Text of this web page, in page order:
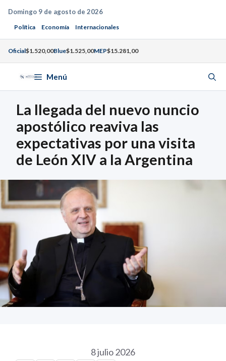
Saltar
contenido
Domingo 9 de agosto de 2026
Política Economía Internacionales
Oficial$1.520,00Blue$1.525,00MEP$15.281,00
Menú
La llegada del nuevo nuncio
apostólico reaviva las
expectativas por una visita
de León XIV a la Argentina
8 julio 2026